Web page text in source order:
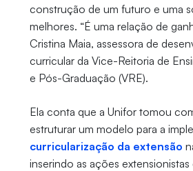
construção de um futuro e uma
melhores. “É uma relação de
Cristina Maia, assessora de
curricular da Vice-Reitoria de
e Pós-Graduação (VRE).
Ela conta que a Unifor tomou
estruturar um modelo para a
curricularização da extensão
inserindo as ações